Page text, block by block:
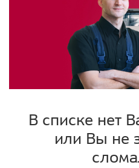
В списке нет
или Вы не